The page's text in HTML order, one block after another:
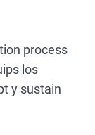
process
los
y sustain